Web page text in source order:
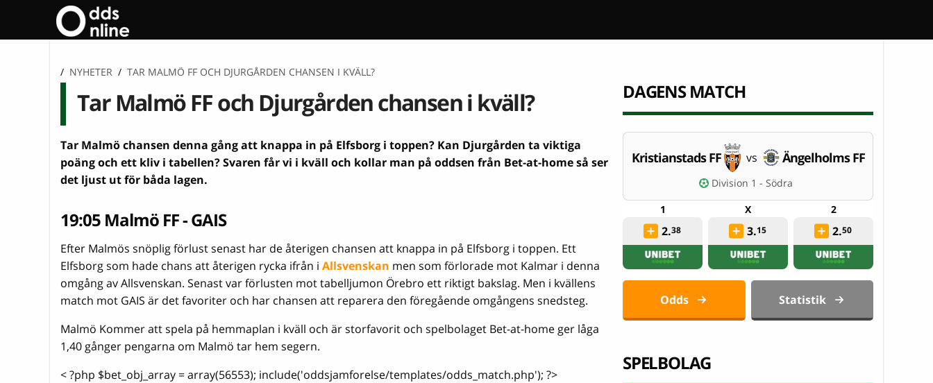
/ NYHETER / TAR MALMÖ FF OCH DJURGÅRDEN CHANSEN I KVÄLL?
Tar Malmö FF och Djurgården chansen i kväll?
Tar Malmö chansen denna gång att knappa in på Elfsborg i toppen? Kan Djurgården ta viktiga
poäng och ett kliv i tabellen? Svaren får vi i kväll och kollar man på oddsen från Bet-at-home så ser
det ljust ut för båda lagen.
19:05 Malmö FF - GAIS
Efter Malmös snöplig förlust senast har de återigen chansen att knappa in på Elfsborg i toppen. Ett
Elfsborg som hade chans att återigen rycka ifrån i Allsvenskan men som förlorade mot Kalmar i denna
omgång av Allsvenskan. Senast var förlusten mot tabelljumon Örebro ett riktigt bakslag. Men i kvällens
match mot GAIS är det favoriter och har chansen att reparera den föregående omgångens snedsteg.
Malmö Kommer att spela på hemmaplan i kväll och är storfavorit och spelbolaget Bet-at-home ger låga
1,40 gånger pengarna om Malmö tar hem segern.
< ?php $bet_obj_array = array(56553); include('oddsjamforelse/templates/odds_match.php'); ?>
DAGENS MATCH
Kristianstads FF vs Ängelholms FF
Division 1 - Södra
2.38 3.15 2.50
Odds Statistik
SPELBOLAG